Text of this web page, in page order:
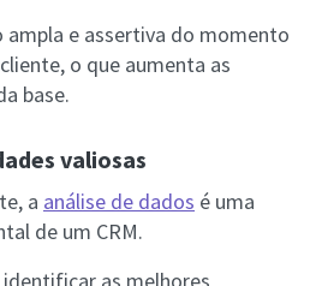
ampla e assertiva do momento
o que aumenta as
base.
valiosas
a análise de dados é uma
de um CRM.
as melhores